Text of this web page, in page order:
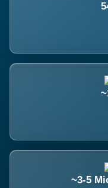
~3-5